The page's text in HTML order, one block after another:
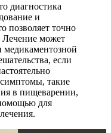
диагностика
и
позволяет точно
Лечение может
медикаментозной
если
такие
в пищеварении,
для